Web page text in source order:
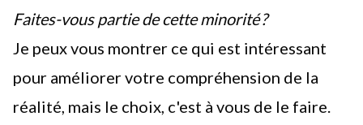
Faites-vous partie de cette minorité ?
Je peux vous montrer ce qui est intéressant
pour améliorer votre compréhension de la
réalité, mais le choix, c'est à vous de le faire.